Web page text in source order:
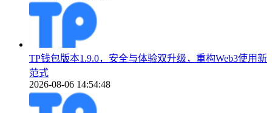
TP钱包版本1.9.0，安全与体验双升级，重构Web3使用新
范式
2026-08-06 14:54:48